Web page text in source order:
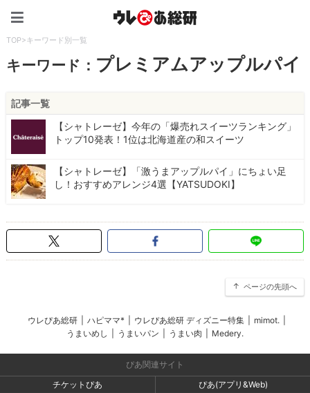
TOP>キーワード別一覧
キーワード： プレミアムアップルパイ
記事一覧
【シャトレーゼ】今年の「爆売れスイーツランキング」
トップ10発表！1位は北海道産の和スイーツ
【シャトレーゼ】「激うまアップルパイ」にちょい足
し！おすすめアレンジ4選【YATSUDOKI】
ページの先頭へ
ウレぴあ総研 ハピママ* ウレぴあ総研 ディズニー特集 mimot.
うまいめし
うまいパン うまい肉 Medery.
ぴあ関連サイト
チケットぴあ
ぴあ(アプリ&Web)